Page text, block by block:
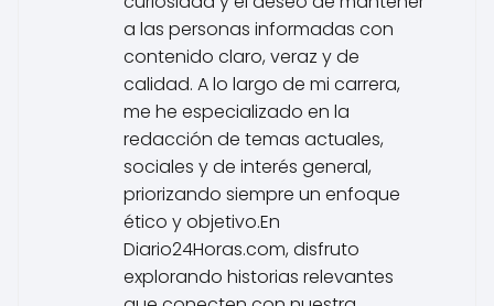
a las personas informadas con
contenido claro, veraz y de
calidad. A lo largo de mi carrera,
me he especializado en la
redacción de temas actuales,
sociales y de interés general,
priorizando siempre un enfoque
ético y objetivo.En
Diario24Horas.com, disfruto
explorando historias relevantes